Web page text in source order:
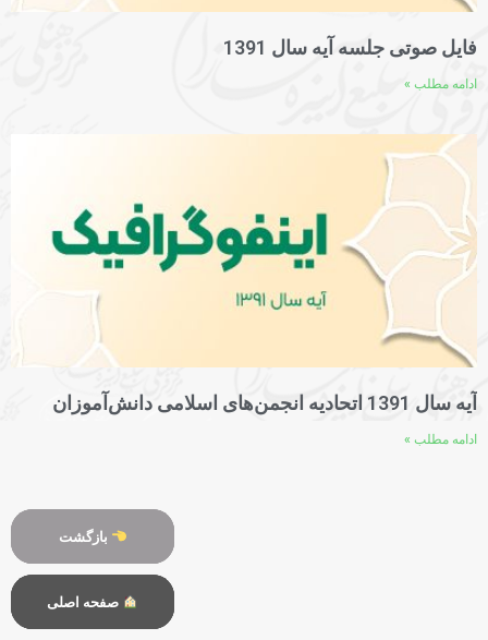
فایل صوتی جلسه آیه سال 1391
ادامه مطلب »
آیه سال 1391 اتحادیه انجمن‌های اسلامی دانش‌آموزان
ادامه مطلب »
بازگشت
صفحه اصلی
بازگشت
صفحه اصلی
بازگشت
صفحه اصلی